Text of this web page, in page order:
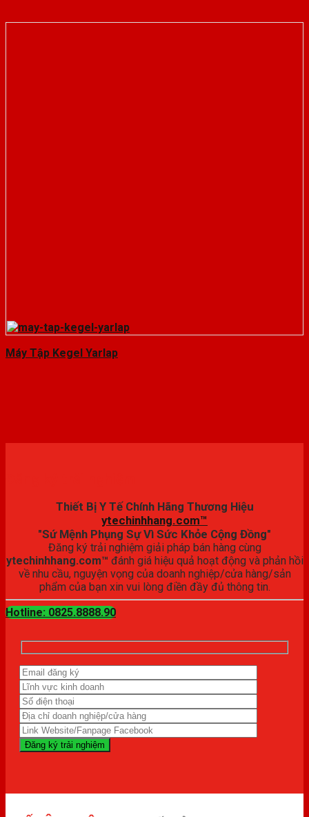
Máy Tập Kegel Yarlap
Thiết Bị Y Tế Chính Hãng Thương Hiệu
ytechinhhang.com™
"Sứ Mệnh Phụng Sự Vì Sức Khỏe Cộng Đồng"
Đăng ký trải nghiệm giải pháp bán hàng cùng
ytechinhhang.com™ đánh giá hiệu quả hoạt động và phản hồi
về nhu cầu, nguyện vọng của doanh nghiệp/cửa hàng/sản
phẩm của bạn xin vui lòng điền đầy đủ thông tin.
Hotline: 0825.8888.90